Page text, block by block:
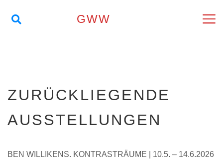
GWW
ZURÜCKLIEGENDE
AUSSTELLUNGEN
BEN WILLIKENS. KONTRASTRÄUME | 10.5. – 14.6.2026